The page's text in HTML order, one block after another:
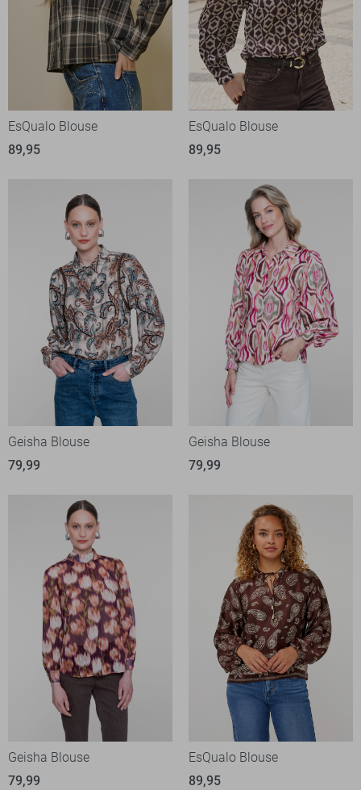
EsQualo Blouse
89,95
EsQualo Blouse
89,95
Geisha Blouse
79,99
Geisha Blouse
79,99
Geisha Blouse
79,99
EsQualo Blouse
89,95